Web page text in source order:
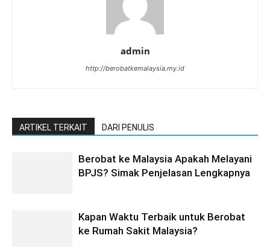
admin
http://berobatkemalaysia.my.id
ARTIKEL TERKAIT DARI PENULIS
Berobat ke Malaysia Apakah Melayani
BPJS? Simak Penjelasan Lengkapnya
Kapan Waktu Terbaik untuk Berobat
ke Rumah Sakit Malaysia?